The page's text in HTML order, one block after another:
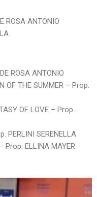
ROSA ANTONIO
ROSA ANTONIO
OF THE SUMMER – Prop.
OF LOVE – Prop.
PERLINI SERENELLA
Prop. ELLINA MAYER